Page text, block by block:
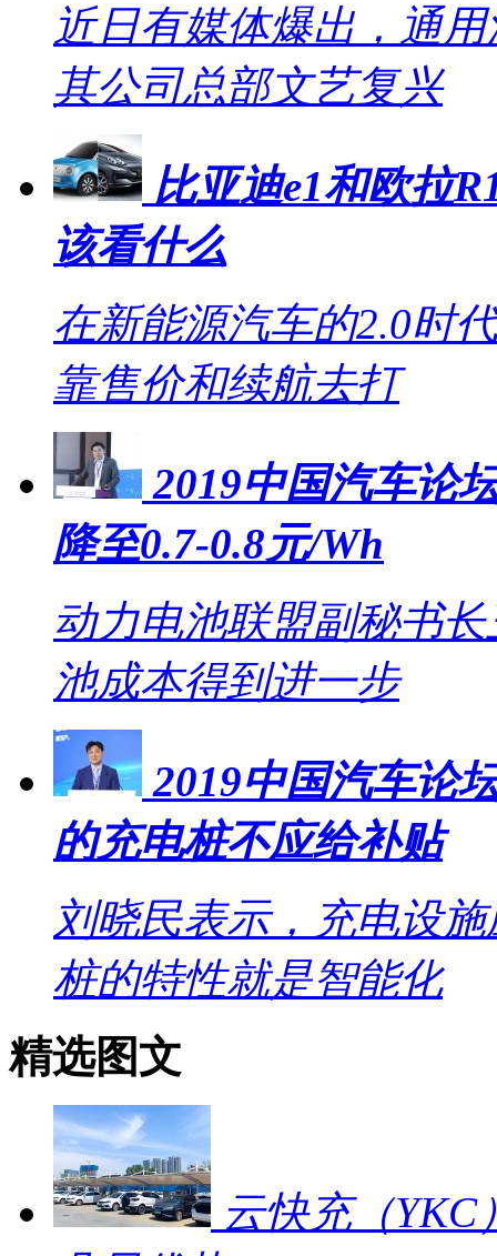
近日有媒体爆出，通
其公司总部文艺复兴
比亚迪e1和欧拉
该看什么
在新能源汽车的2.0时
靠售价和续航去打
2019中国汽车论
降至0.7-0.8元/Wh
动力电池联盟副秘书
池成本得到进一步
2019中国汽车论
的充电桩不应给补贴
刘晓民表示，充电设
桩的特性就是智能化
精选图文
云快充（YKC